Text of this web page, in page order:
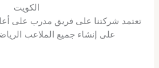
الكويت
تعتمد شركتنا على فريق مدرب على
على إنشاء جميع الملاعب